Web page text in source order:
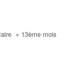
+ 13ème mois